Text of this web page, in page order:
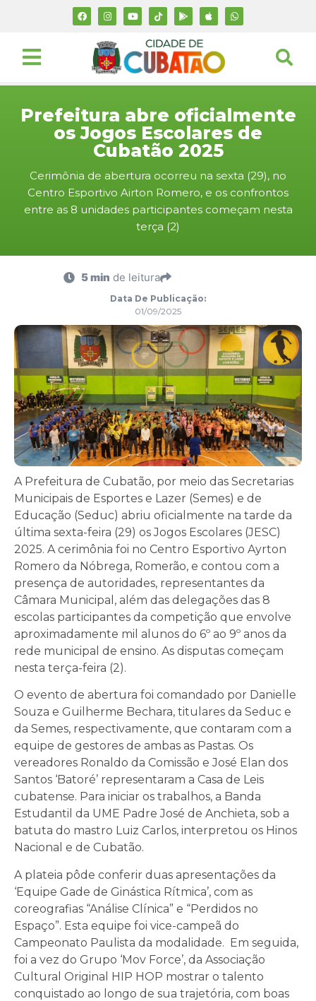
Prefeitura abre oficialmente
os Jogos Escolares de
Cubatão 2025
Cerimônia de abertura ocorreu na sexta (29), no
Centro Esportivo Airton Romero, e os confrontos
entre as 8 unidades participantes começam nesta
terça (2)
5 min de leitura
Data De Publicação:
01/09/2025
A Prefeitura de Cubatão, por meio das Secretarias
Municipais de Esportes e Lazer (Semes) e de
Educação (Seduc) abriu oficialmente na tarde da
última sexta-feira (29) os Jogos Escolares (JESC)
2025. A cerimônia foi no Centro Esportivo Ayrton
Romero da Nóbrega, Romerão, e contou com a
presença de autoridades, representantes da
Câmara Municipal, além das delegações das 8
escolas participantes da competição que envolve
aproximadamente mil alunos do 6º ao 9º anos da
rede municipal de ensino. As disputas começam
nesta terça-feira (2).
O evento de abertura foi comandado por Danielle
Souza e Guilherme Bechara, titulares da Seduc e
da Semes, respectivamente, que contaram com a
equipe de gestores de ambas as Pastas. Os
vereadores Ronaldo da Comissão e José Elan dos
Santos ‘Batoré’ representaram a Casa de Leis
cubatense. Para iniciar os trabalhos, a Banda
Estudantil da UME Padre José de Anchieta, sob a
batuta do mastro Luiz Carlos, interpretou os Hinos
Nacional e de Cubatão.
A plateia pôde conferir duas apresentações da
‘Equipe Gade de Ginástica Rítmica’, com as
coreografias “Análise Clínica” e “Perdidos no
Espaço”. Esta equipe foi vice-campeã do
Campeonato Paulista da modalidade. Em seguida,
foi a vez do Grupo ‘Mov Force’, da Associação
Cultural Original HIP HOP mostrar o talento
conquistado ao longo de sua trajetória, com boas